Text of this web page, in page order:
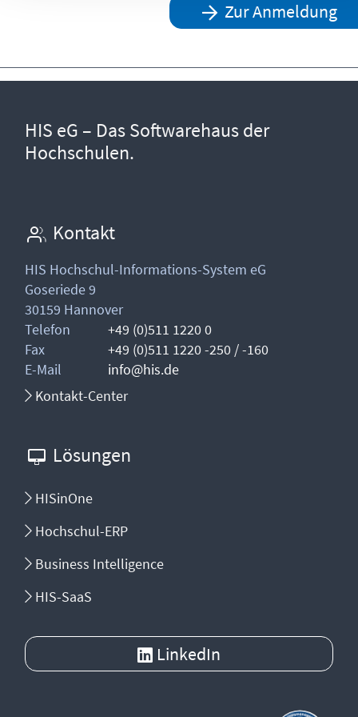
Zur Anmeldung
HIS eG – Das Softwarehaus der
Hochschulen.
Kontakt
HIS Hochschul-Informations-System eG
Goseriede 9
30159 Hannover
Telefon
+49 (0)511 1220 0
Fax
+49 (0)511 1220 -250 / -160
E-Mail
info@his.de
Kontakt-Center
Lösungen
HISinOne
Hochschul-ERP
Business Intelligence
HIS-SaaS
LinkedIn